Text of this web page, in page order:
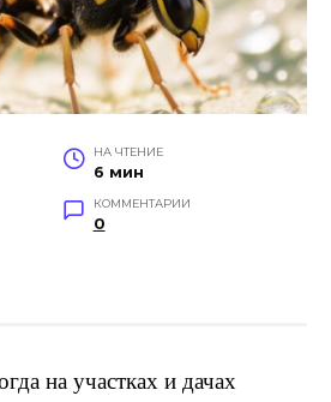
НА ЧТЕНИЕ
6 мин
КОММЕНТАРИИ
0
на участках и дачах